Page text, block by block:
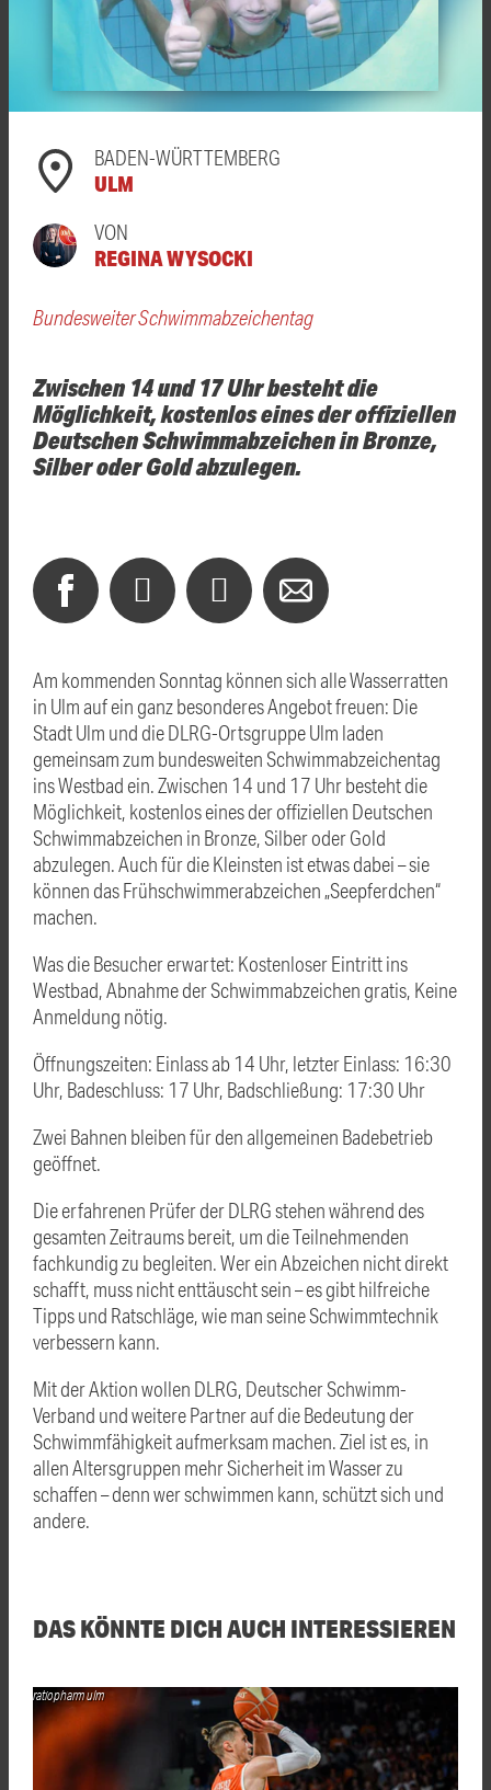
BADEN-WÜRTTEMBERG
ULM
VON
REGINA WYSOCKI
Bundesweiter Schwimmabzeichentag
Zwischen 14 und 17 Uhr besteht die
Möglichkeit, kostenlos eines der offiziellen
Deutschen Schwimmabzeichen in Bronze,
Silber oder Gold abzulegen.
Am kommenden Sonntag können sich alle Wasserratten
in Ulm auf ein ganz besonderes Angebot freuen: Die
Stadt Ulm und die DLRG-Ortsgruppe Ulm laden
gemeinsam zum bundesweiten Schwimmabzeichentag
ins Westbad ein. Zwischen 14 und 17 Uhr besteht die
Möglichkeit, kostenlos eines der offiziellen Deutschen
Schwimmabzeichen in Bronze, Silber oder Gold
abzulegen. Auch für die Kleinsten ist etwas dabei – sie
können das Frühschwimmerabzeichen „Seepferdchen“
machen.
Was die Besucher erwartet: Kostenloser Eintritt ins
Westbad, Abnahme der Schwimmabzeichen gratis, Keine
Anmeldung nötig.
Öffnungszeiten: Einlass ab 14 Uhr, letzter Einlass: 16:30
Uhr, Badeschluss: 17 Uhr, Badschließung: 17:30 Uhr
Zwei Bahnen bleiben für den allgemeinen Badebetrieb
geöffnet.
Die erfahrenen Prüfer der DLRG stehen während des
gesamten Zeitraums bereit, um die Teilnehmenden
fachkundig zu begleiten. Wer ein Abzeichen nicht direkt
schafft, muss nicht enttäuscht sein – es gibt hilfreiche
Tipps und Ratschläge, wie man seine Schwimmtechnik
verbessern kann.
Mit der Aktion wollen DLRG, Deutscher Schwimm-
Verband und weitere Partner auf die Bedeutung der
Schwimmfähigkeit aufmerksam machen. Ziel ist es, in
allen Altersgruppen mehr Sicherheit im Wasser zu
schaffen – denn wer schwimmen kann, schützt sich und
andere.
DAS KÖNNTE DICH AUCH INTERESSIEREN
ratiopharm ulm